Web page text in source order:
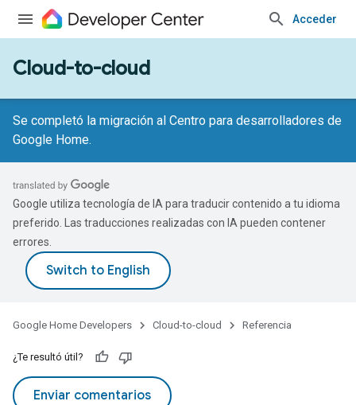
Acceder
Cloud-to-cloud
Se completó la migración al Centro para desarrolladores de
Google Home.
Google utiliza tecnología de IA para traducir contenido a tu idioma
preferido. Las traducciones realizadas con IA pueden contener
errores.
Google Home Developers Cloud-to-cloud Referencia
¿Te resultó útil?
Enviar comentarios